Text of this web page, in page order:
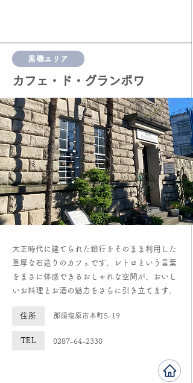
黒磯エリア
カフェ・ド・グランボワ
大正時代に建てられた銀行をそのまま利用した
重厚な石造りのカフェです。レトロという言葉
をまさに体感できるおしゃれな空間が、おいし
いお料理とお酒の魅力をさらに引き立てます。
住所 那須塩原市本町5-19
TEL 0287-64-2330